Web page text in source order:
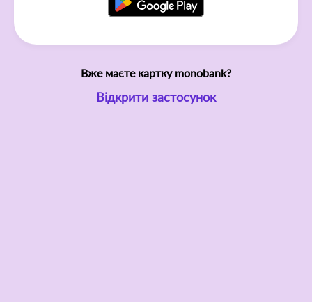
Вже маєте картку monobank?
Відкрити застосунок